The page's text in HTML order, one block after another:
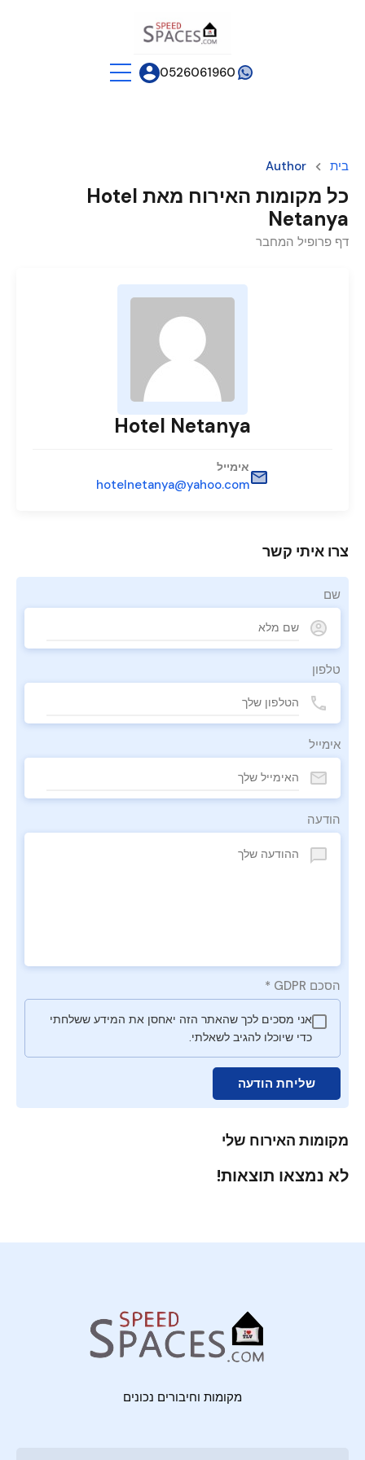
0526061960
בית Author
כל מקומות האירוח מאת Hotel
Netanya
דף פרופיל המחבר
Hotel Netanya
אימייל
hotelnetanya@yahoo.com
צרו איתי קשר
שם
טלפון
אימייל
הודעה
הסכם GDPR *
אני מסכים לכך שהאתר הזה יאחסן את המידע ששלחתי
כדי שיוכלו להגיב לשאלתי.
שליחת הודעה
מקומות האירוח שלי
לא נמצאו תוצאות!
מקומות וחיבורים נכונים